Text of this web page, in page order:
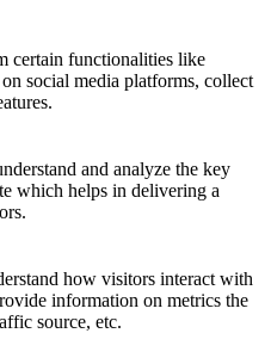
certain functionalities like
social media platforms, collect
and analyze the key
which helps in delivering a
how visitors interact with
information on metrics the
source, etc.